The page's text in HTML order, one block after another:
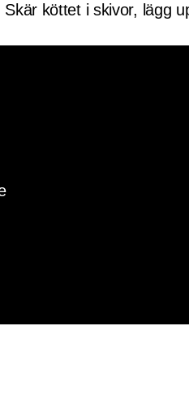
Skär köttet i skivor, lägg